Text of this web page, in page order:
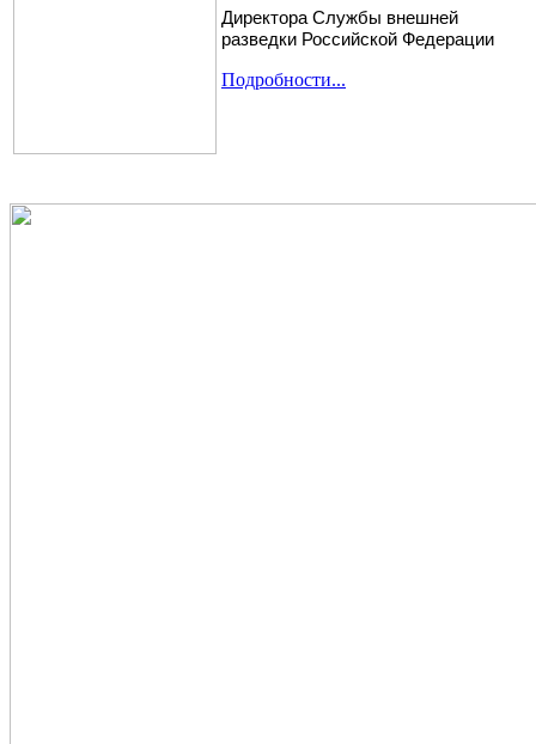
Директора Службы внешней
разведки Российской Федерации
Подробности...